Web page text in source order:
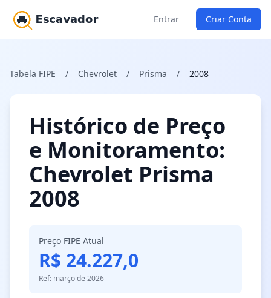
Entrar Criar Conta
Tabela FIPE / Chevrolet / Prisma / 2008
Histórico de Preço
e Monitoramento:
Chevrolet Prisma
2008
Preço FIPE Atual
R$ 24.227,0
Ref: março de 2026